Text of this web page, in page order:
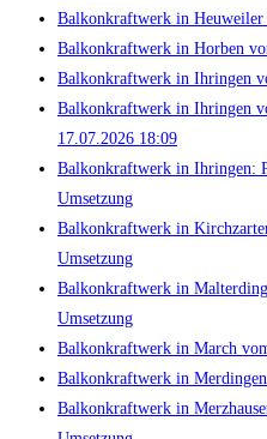
Balkonkraftwerk in Heuweiler
Balkonkraftwerk in Horben
Balkonkraftwerk in Ihringen
Balkonkraftwerk in Ihringen
17.07.2026 18:09
Balkonkraftwerk in Ihringen:
Umsetzung
Balkonkraftwerk in
Umsetzung
Balkonkraftwerk in
Umsetzung
Balkonkraftwerk in March
Balkonkraftwerk in
Balkonkraftwerk in